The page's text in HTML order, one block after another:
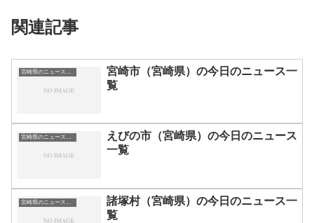
関連記事
宮崎県のニュース一覧
宮崎市（宮崎県）の今日のニュース一
覧
宮崎県のニュース一覧
えびの市（宮崎県）の今日のニュース
一覧
宮崎県のニュース一覧
諸塚村（宮崎県）の今日のニュース一
覧